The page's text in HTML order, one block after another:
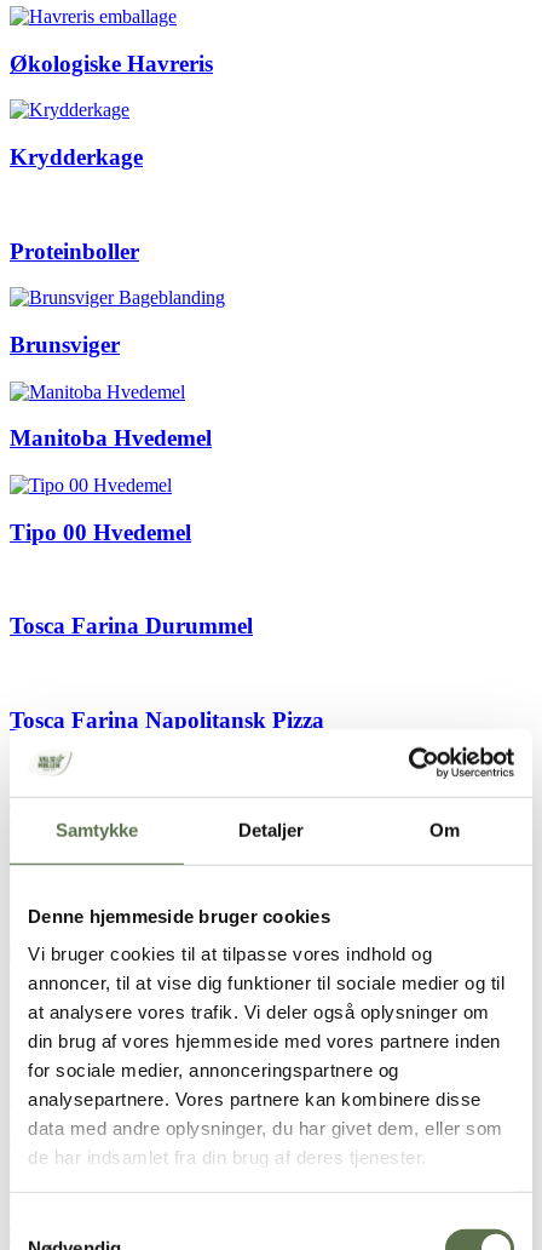
Samtykke Detaljer Om
Denne hjemmeside bruger cookies
Vi bruger cookies til at tilpasse vores indhold og
annoncer, til at vise dig funktioner til sociale medier og til
at analysere vores trafik. Vi deler også oplysninger om
din brug af vores hjemmeside med vores partnere inden
for sociale medier, annonceringspartnere og
analysepartnere. Vores partnere kan kombinere disse
data med andre oplysninger, du har givet dem, eller som
de har indsamlet fra din brug af deres tjenester.
Økologiske Havreris
Krydderkage
Proteinboller
Brunsviger
Manitoba Hvedemel
Tipo 00 Hvedemel
Tosca Farina Durummel
Tosca Farina Napolitansk Pizza
Valsemøllen Hverdag Softkernerugbrød
Valsemøllen Hverdag Fødselsdagsboller
Valsemøllen Hverdag Brunchboller
Maltmel